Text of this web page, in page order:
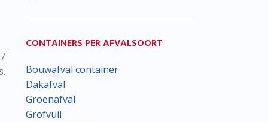
CONTAINERS PER AFVALSOORT
Bouwafval container
Dakafval
Groenafval
Grofvuil